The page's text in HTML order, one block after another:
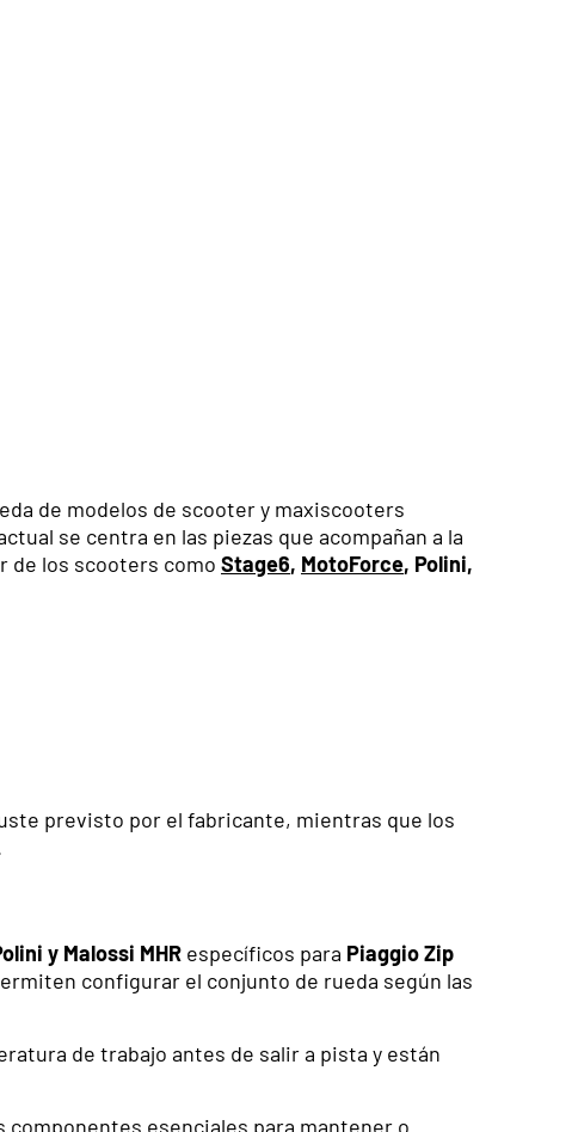
de modelos de scooter y maxiscooters
se centra en las piezas que acompañan a la
de los scooters como Stage6, MotoForce, Polini,
previsto por el fabricante, mientras que los
y Malossi MHR específicos para Piaggio Zip
configurar el conjunto de rueda según las
de trabajo antes de salir a pista y están
esenciales para mantener o